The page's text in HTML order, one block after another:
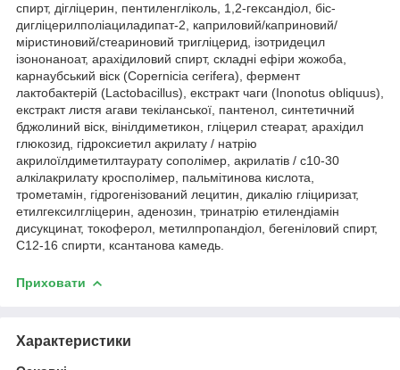
спирт, дігліцерин, пентиленгліколь, 1,2-гександіол, біс-
дигліцерилполіациладипат-2, каприловий/каприновий/
міристиновий/стеариновий тригліцерид, ізотридецил
ізононаноат, арахідиловий спирт, складні ефіри жожоба,
карнаубський віск (Copernicia cerifera), фермент
лактобактерій (Lactobacillus), екстракт чаги (Inonotus obliquus),
екстракт листя агави текіланської, пантенол, синтетичний
бджолиний віск, вінілдиметикон, гліцерил стеарат, арахідил
глюкозид, гідроксиетил акрилату / натрію
акрилоїлдиметилтаурату сополімер, акрилатів / c10-30
алкілакрилату кросполімер, пальмітинова кислота,
трометамін, гідрогенізований лецитин, дикалію гліциризат,
етилгексилгліцерин, аденозин, тринатрію етилендіамін
дисукцинат, токоферол, метилпропандіол, бегеніловий спирт,
С12-16 спирти, ксантанова камедь.
Приховати
Характеристики